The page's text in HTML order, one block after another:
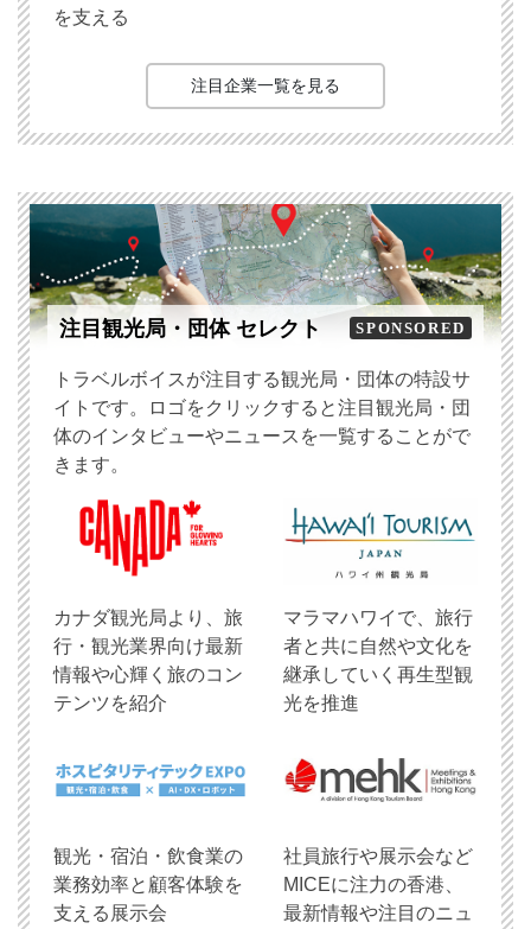
を支える
注目企業一覧を見る
注目観光局・団体 セレクト SPONSORED
トラベルボイスが注目する観光局・団体の特設サ
イトです。ロゴをクリックすると注目観光局・団
体のインタビューやニュースを一覧することがで
きます。
​カナダ観光局より、旅
行・観光業界向け最新
情報や心輝く旅のコン
テンツを紹介
マラマハワイで、旅行
者と共に自然や文化を
継承していく再生型観
光を推進
観光・宿泊・飲食業の
業務効率と顧客体験を
支える展示会
社員旅行や展示会など
MICEに注力の香港、
最新情報や注目のニュ